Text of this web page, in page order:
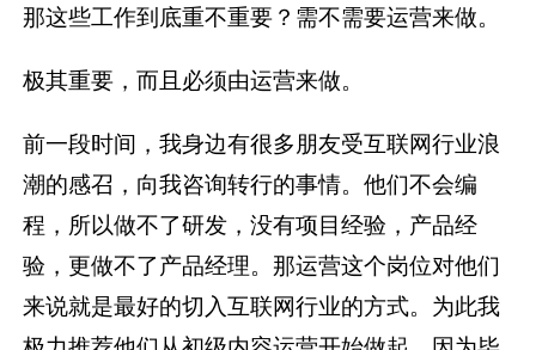
那这些工作到底重不重要？需不需要运营来做。
极其重要，而且必须由运营来做。
前一段时间，我身边有很多朋友受互联网行业浪
潮的感召，向我咨询转行的事情。他们不会编
程，所以做不了研发，没有项目经验，产品经
验，更做不了产品经理。那运营这个岗位对他们
来说就是最好的切入互联网行业的方式。为此我